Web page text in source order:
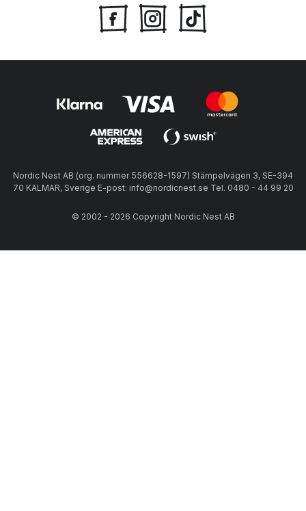
Nordic Nest AB (org. nummer 556628-1597) Stämpelvägen 3, SE-394
70 KALMAR, Sverige E-post: info@nordicnest.se Tel. 0480 - 44 99 20
© 2002 - 2026 Copyright Nordic Nest AB